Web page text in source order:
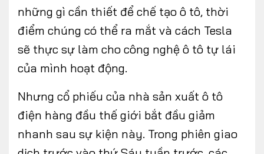
những gì cần thiết để chế tạo ô tô, thời
điểm chúng có thể ra mắt và cách Tesla
sẽ thực sự làm cho công nghệ ô tô tự lái
của mình hoạt động.
Nhưng cổ phiếu của nhà sản xuất ô tô
điện hàng đầu thế giới bắt đầu giảm
nhanh sau sự kiện này. Trong phiên giao